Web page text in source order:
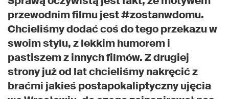
przewodnim filmu jest #zostanwdomu.
Chcieliśmy dodać coś do tego przekazu w
swoim stylu, z lekkim humorem i
pastiszem z innych filmów. Z drugiej
strony już od lat chcieliśmy nakręcić z
braćmi jakieś postapokaliptyczny ujęcia